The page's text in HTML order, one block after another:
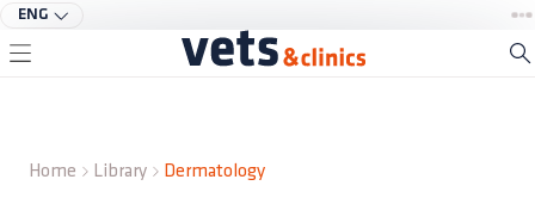
ENG
Home Library Dermatology